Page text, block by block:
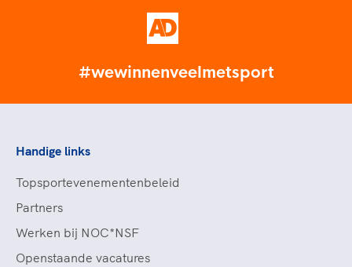
#wewinnenveelmetsport
Handige links
Topsportevenementenbeleid
Partners
Werken bij NOC*NSF
Openstaande vacatures